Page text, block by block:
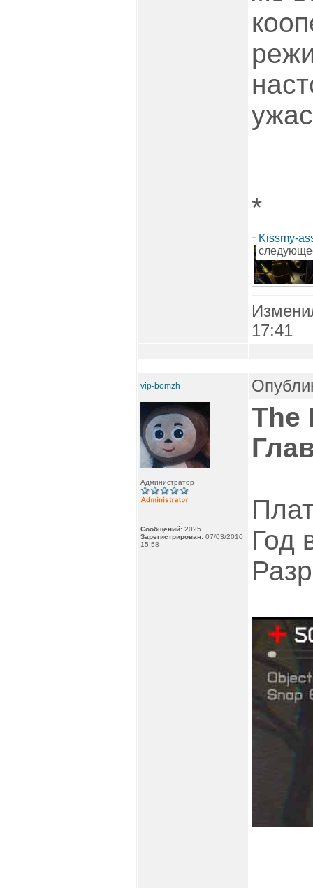
*
Kissmy-
17:41
vip-bomzh
Администратор
Сообщений: 2025
Зарегистрирован: 07/03/2010
15:58
The
Год